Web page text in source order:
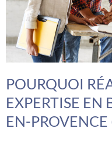
POURQUOI
EXPERTISE EN
EN-